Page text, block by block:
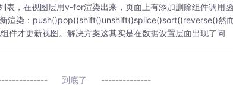
表，在视图层用v-for渲染出来，页面上有添加删除组件调用
渲染：push()pop()shift()unshift()splice()sort()reverse()然
件才更新视图。解决方案这其实是在数据设置层面出现了问
到底了